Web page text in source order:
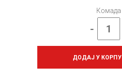
Комада
-
Техника
6,
е-
ДОДАЈ У КОРПУ